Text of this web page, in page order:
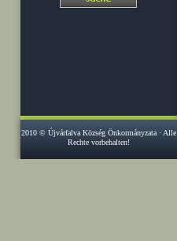
2010 © Újvárfalva Község Önkormányzata · Alle
Rechte vorbehalten!